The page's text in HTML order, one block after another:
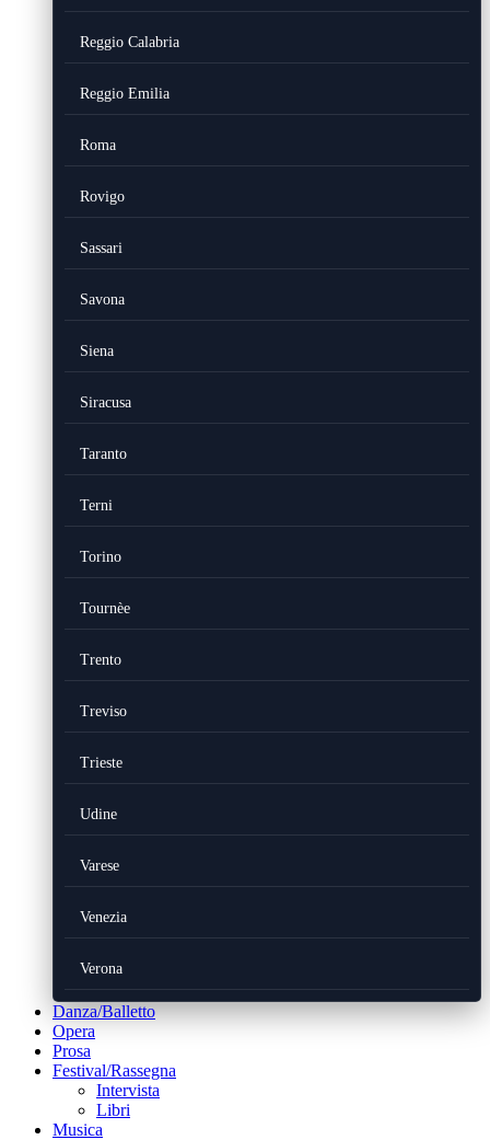
Reggio Calabria
Reggio Emilia
Roma
Rovigo
Sassari
Savona
Siena
Siracusa
Taranto
Terni
Torino
Tournèe
Trento
Treviso
Trieste
Udine
Varese
Venezia
Verona
Danza/Balletto
Opera
Prosa
Festival/Rassegna
Intervista
Libri
Musica